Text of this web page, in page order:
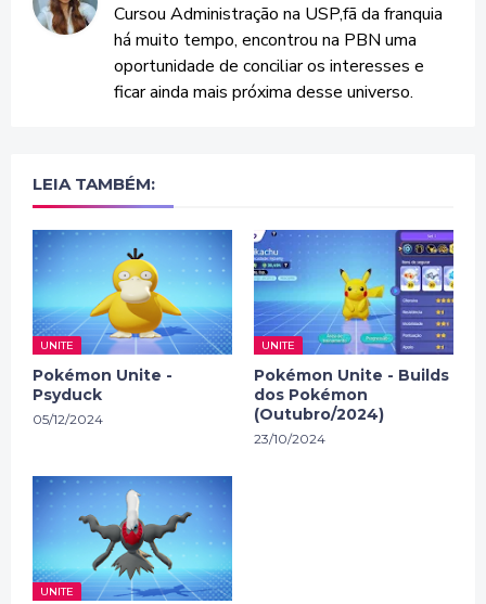
Cursou Administração na USP,fã da franquia
há muito tempo, encontrou na PBN uma
oportunidade de conciliar os interesses e
ficar ainda mais próxima desse universo.
LEIA TAMBÉM:
UNITE
Pokémon Unite -
Psyduck
05/12/2024
UNITE
Pokémon Unite - Builds
dos Pokémon
(Outubro/2024)
23/10/2024
UNITE